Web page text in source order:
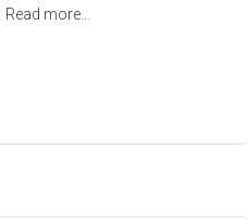
Read more…